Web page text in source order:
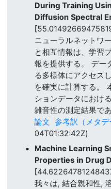
During Training
Diffusion Spectral
ニューラルネットワ
と相互情報は、学習
報を提供する。 デー
る多様体にアクセス
を確実に計算する。
ションデータにおけ
雑音性の測定結果であ
論文 参考訳（メタデ
04T01:32:42Z)
Machine Learning
Properties in Drug
我々は, 結合親和性,